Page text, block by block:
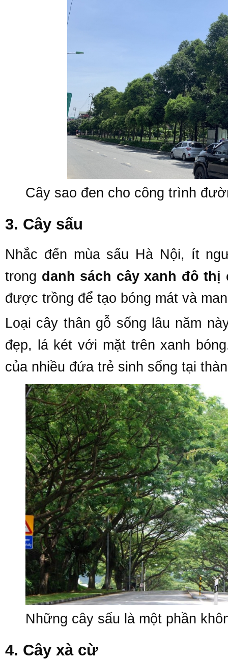
Cây sao đen cho công trình
3. Cây sấu
Nhắc đến mùa sấu Hà Nội, ít
trong danh sách cây xanh đô
được trồng để tạo bóng mát và
Loại cây thân gỗ sống lâu năm
đẹp, lá két với mặt trên xanh
của nhiều đứa trẻ sinh sống tại
Những cây sấu là một phần
4. Cây xà cừ